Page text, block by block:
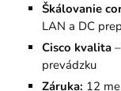
Škálovanie
LAN a DC
Cisco kvalita
prevádzku
Záruka: 12